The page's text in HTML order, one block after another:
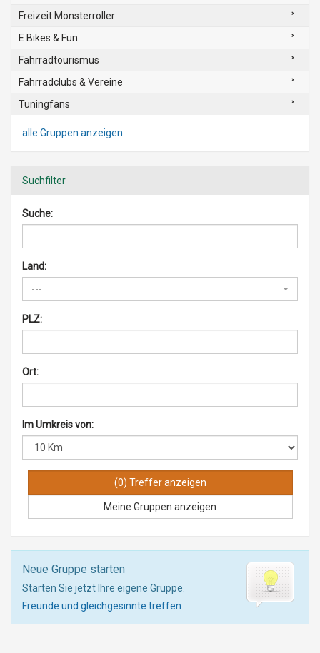
Freizeit Monsterroller
E Bikes & Fun
Fahrradtourismus
Fahrradclubs & Vereine
Tuningfans
alle Gruppen anzeigen
Suchfilter
Suche:
Land:
---
PLZ:
Ort:
Im Umkreis von:
Meine Gruppen anzeigen
Neue Gruppe starten
Starten Sie jetzt Ihre eigene Gruppe.
Freunde und gleichgesinnte treffen